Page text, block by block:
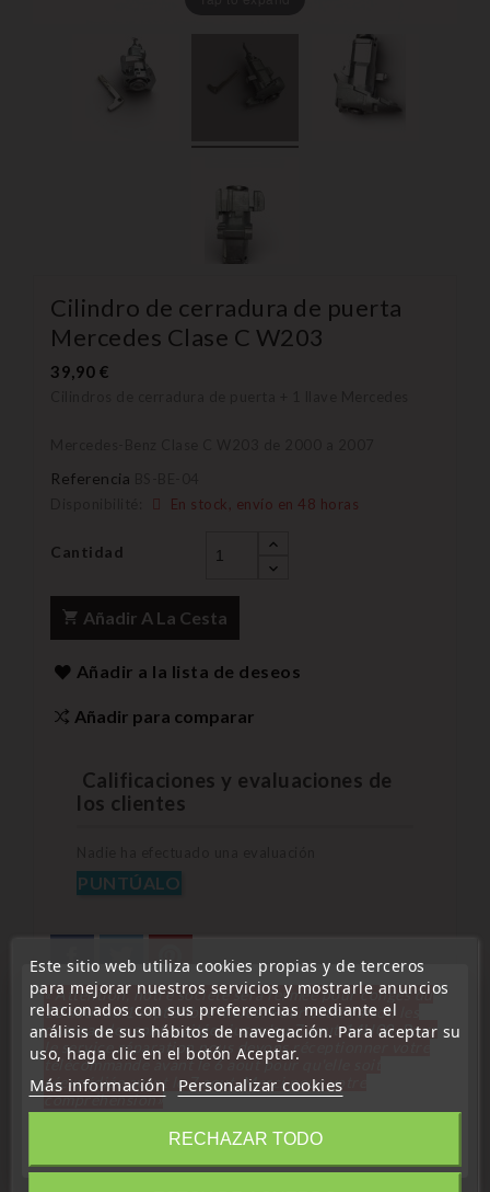
Cilindro de cerradura de puerta
Mercedes Clase C W203
39,90 €
Referencia
En stock, envío en 48 horas
Cantidad
Añadir A La Cesta
Añadir a la lista de deseos
Añadir para comparar
Calificaciones y evaluaciones de
los clientes
PUNTÚALO
Descripción Detalles del producto
- 1 llave
Este sitio web utiliza cookies propias y de terceros
para mejorar nuestros servicios y mostrarle anuncios
relacionados con sus preferencias mediante el
análisis de sus hábitos de navegación. Para aceptar su
uso, haga clic en el botón Aceptar.
Más información Personalizar cookies
RECHAZAR TODO
« Attention, notre société sera fermée pour congés du
10 aout au 1 septembre inclus. Pour cette raison les
commandes sont traitées jusqu'au 7 aout
14H00. Pour
le service réparation nous devons réceptionner votre
télécommande avant le 6 aout pour qu'elle soit
réexpédiée avant le 7 aout. Merci pour votre
compréhension»
Cerrar